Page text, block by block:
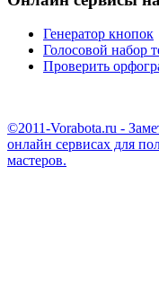
Генератор кнопок
Голосовой набор
Проверить
©2011-Vorabota.ru -
онлайн сервисах для
мастеров.